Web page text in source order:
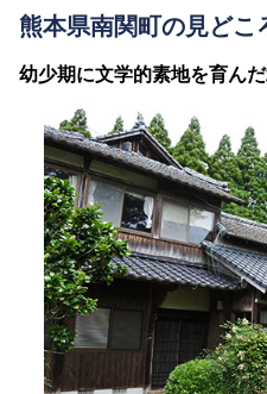
熊本県南関町の見どこ
幼少期に文学的素地を育ん